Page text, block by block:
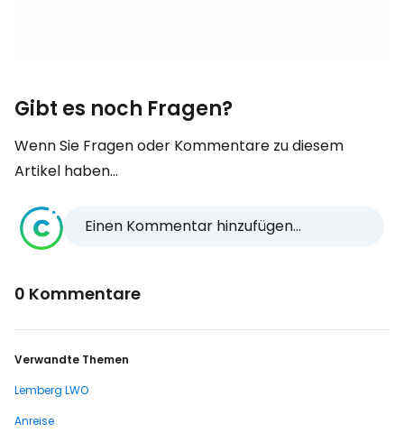
Gibt es noch Fragen?
Wenn Sie Fragen oder Kommentare zu diesem
Artikel haben...
Einen Kommentar hinzufügen...
0 Kommentare
Verwandte Themen
Lemberg LWO
Anreise